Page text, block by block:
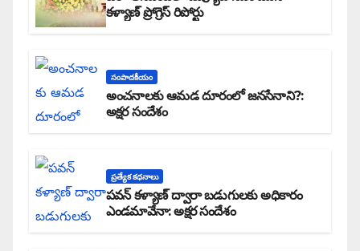
కళ్యాణ్ ప్రోగ్రెస్ రిపోర్టు
సంపాదకీయం
అంచనాలకు ఆమడ దూరంలో జనసేనాని?:
అక్షర సందేశం
ప్రత్యేక కధనాలు
పవన్ కళ్యాణ్ ద్వారా బడుగులకు అధికారం
ఎండమావేనా: అక్షర సందేశం